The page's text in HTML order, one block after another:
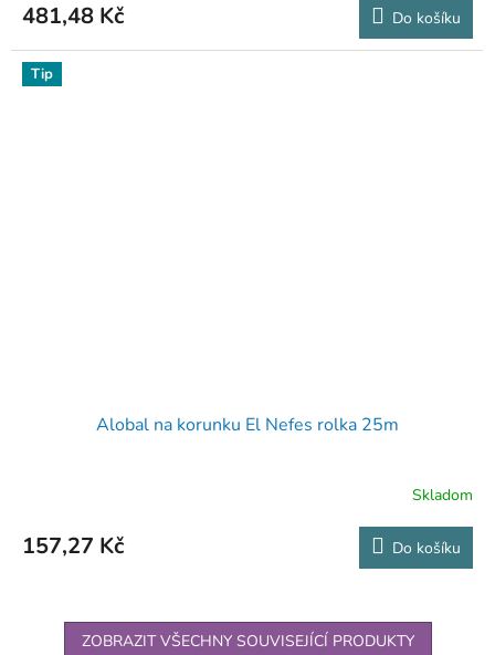
481,48 Kč Do košíku
Tip
Alobal na korunku El Nefes rolka 25m
Skladom
157,27 Kč Do košíku
ZOBRAZIT VŠECHNY SOUVISEJÍCÍ PRODUKTY